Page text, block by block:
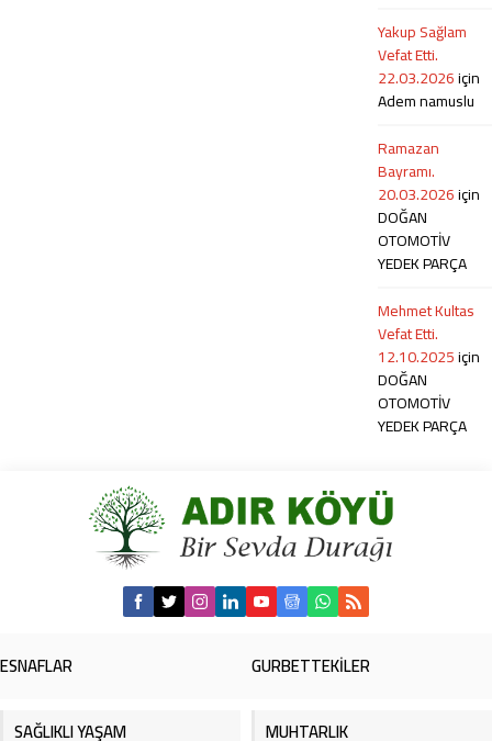
Yakup Sağlam
Vefat Etti.
22.03.2026için
Adem namuslu
Ramazan
Bayramı.
20.03.2026için
DOĞAN
OTOMOTİV
YEDEK PARÇA
Mehmet Kultas
Vefat Etti.
12.10.2025için
DOĞAN
OTOMOTİV
YEDEK PARÇA
ESNAFLAR GURBETTEKİLER
SAĞLIKLI YAŞAM MUHTARLIK